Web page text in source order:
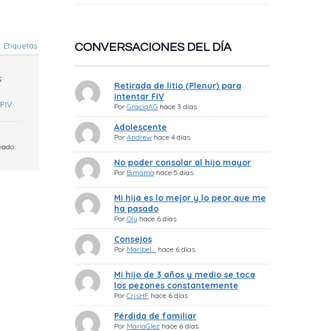
Etiquetas CONVERSACIONES DEL DÍA
Retirada de litio (Plenur) para
intentar FIV
Por GraciaAG hace 3 días
Adolescente
Por Andrew hace 4 días
No poder consolar al hijo mayor
Por Bimama hace 5 días
Mi hija es lo mejor y lo peor que me
ha pasado
Por Oly hace 6 días
Consejos
Por Maribel_ hace 6 días
Mi hijo de 3 años y medio se toca
los pezones constantemente
Por CrisHF hace 6 días
Pérdida de familiar
Por MariaGlez hace 6 días